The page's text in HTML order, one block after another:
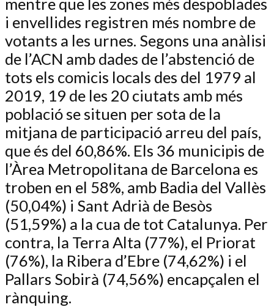
i envellides registren més nombre de
votants a les urnes. Segons una anàlisi
de l’ACN amb dades de l’abstenció de
tots els comicis locals des del 1979 al
2019, 19 de les 20 ciutats amb més
població se situen per sota de la
mitjana de participació arreu del país,
que és del 60,86%. Els 36 municipis de
l’Àrea Metropolitana de Barcelona es
troben en el 58%, amb Badia del Vallès
(50,04%) i Sant Adrià de Besòs
(51,59%) a la cua de tot Catalunya. Per
contra, la Terra Alta (77%), el Priorat
(76%), la Ribera d’Ebre (74,62%) i el
Pallars Sobirà (74,56%) encapçalen el
rànquing.